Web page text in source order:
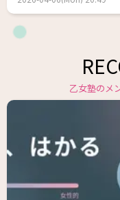
乙女塾のメ